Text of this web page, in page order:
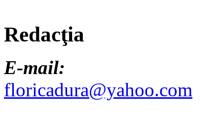
Redacţia
E-mail:
floricadura@yahoo.com